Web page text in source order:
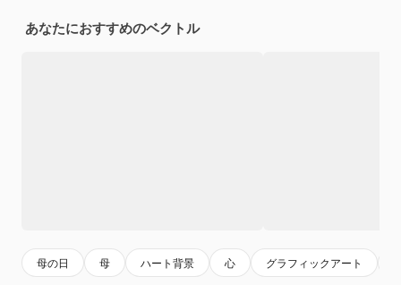
あなたにおすすめのベクトル
母の日 母 ハート背景 心 グラフィックアート